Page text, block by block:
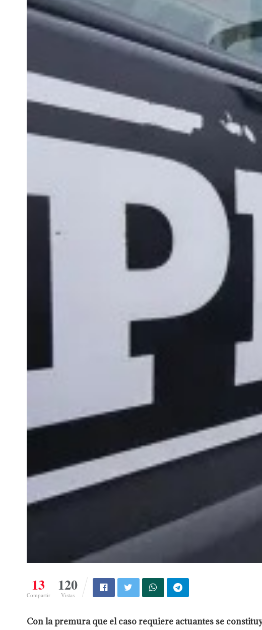
13
Compartir
120
Vistas
Con la premura que el caso requiere actuantes se